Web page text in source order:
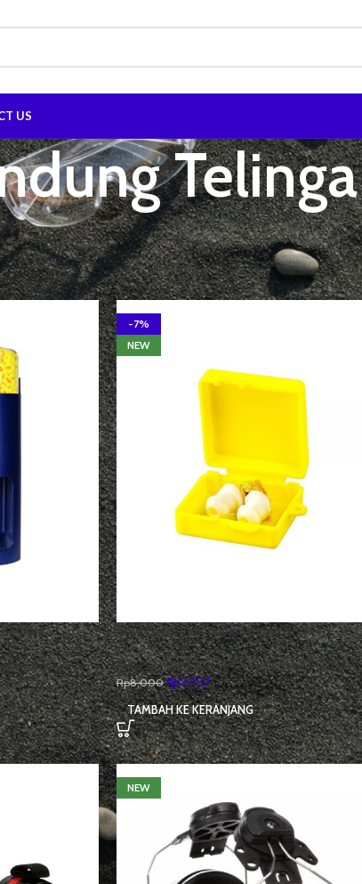
US
Telinga
Pelindung Telinga Show 9 12
Telinga,
-7%
NEW
Blue Eagle Pelindung Telinga NP 354
Alat Pelindung Diri (APD),Pelindung Telinga
Rp8,000 Rp7,437
TAMBAH KE KERANJANG
NEW